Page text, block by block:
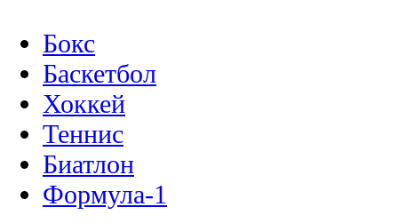
Бокс
Баскетбол
Хоккей
Теннис
Биатлон
Формула-1